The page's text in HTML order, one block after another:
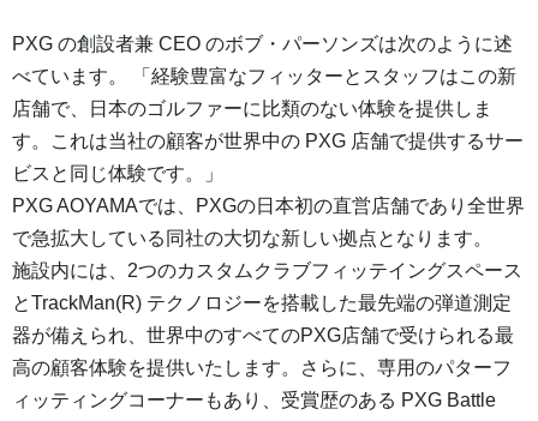
PXG の創設者兼 CEO のボブ・パーソンズは次のように述
べています。 「経験豊富なフィッターとスタッフはこの新
店舗で、日本のゴルファーに比類のない体験を提供しま
す。これは当社の顧客が世界中の PXG 店舗で提供するサー
ビスと同じ体験です。」
PXG AOYAMAでは、PXGの日本初の直営店舗であり全世界
で急拡大している同社の大切な新しい拠点となります。
施設内には、2つのカスタムクラブフィッテイングスペース
とTrackMan(R) テクノロジーを搭載した最先端の弾道測定
器が備えられ、世界中のすべてのPXG店舗で受けられる最
高の顧客体験を提供いたします。さらに、専用のパターフ
ィッティングコーナーもあり、受賞歴のある PXG Battle